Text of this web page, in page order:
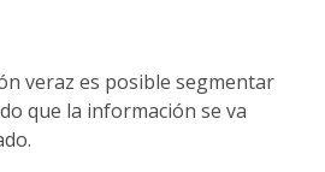
veraz es posible segmentar
que la información se va